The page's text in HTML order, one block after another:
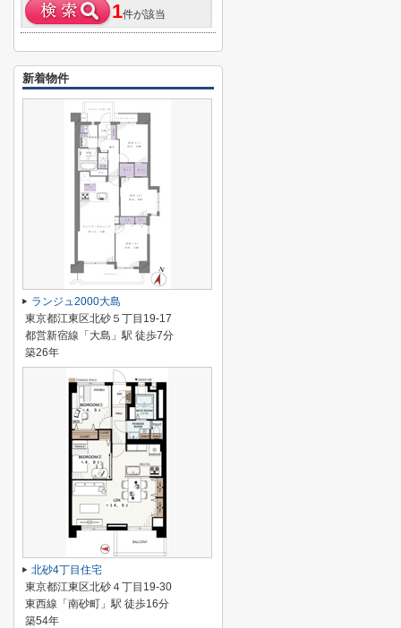
1件が該当
新着物件
ランジュ2000大島
東京都江東区北砂５丁目19-17
都営新宿線「大島」駅 徒歩7分
築26年
北砂4丁目住宅
東京都江東区北砂４丁目19-30
東西線「南砂町」駅 徒歩16分
築54年